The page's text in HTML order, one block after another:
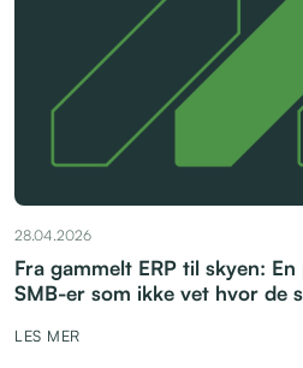
28.04.2026
Fra gammelt ERP til skyen:
SMB-er som ikke vet hvor de
LES MER